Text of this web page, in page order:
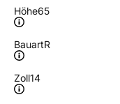
Höhe65
BauartR
Zoll14